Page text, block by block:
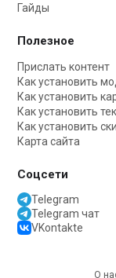
Гайды
Полезное
Прислать контент
Как установить
Как установить
Как установить
Как установить
Карта сайта
Соцсети
Telegram
Telegram чат
VKontakte
О